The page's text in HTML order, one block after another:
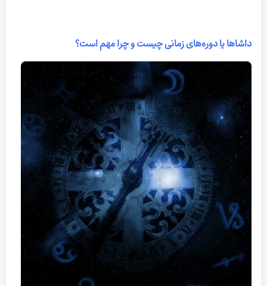
داشاها یا دوره‌های زمانی چیست و چرا مهم است؟